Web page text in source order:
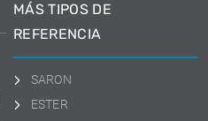
MÁS TIPOS DE
REFERENCIA
SARON
ESTER